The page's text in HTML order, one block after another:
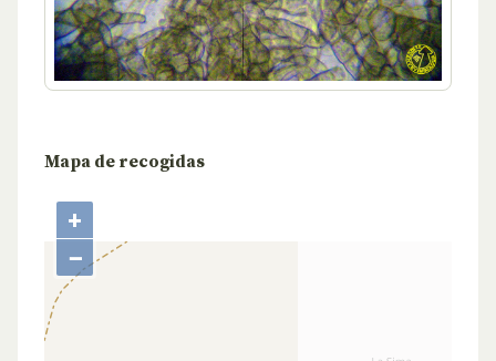
Mapa de recogidas
+
−